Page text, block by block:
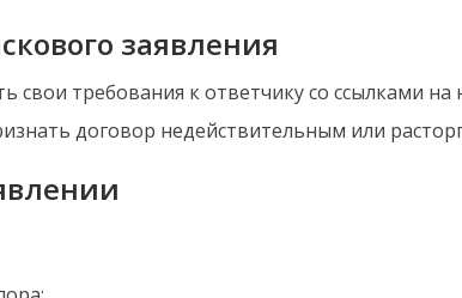
заявления
свои требования к ответчику со ссылками
договор недействительным или